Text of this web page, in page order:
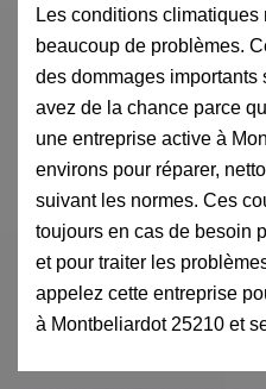
Les conditions
beaucoup de problèmes.
des dommages importants
avez de la chance parce
une entreprise active à
environs pour réparer,
suivant les normes. Ces
toujours en cas de besoin
et pour traiter les
appelez cette entreprise
à Montbeliardot 25210 et